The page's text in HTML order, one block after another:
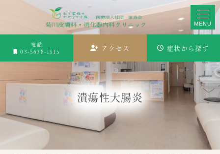
MENU
電話
03-5638-1515
アクセス 症状から探す
潰瘍性大腸炎